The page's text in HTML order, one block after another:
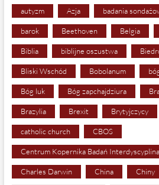
autyzm Azja badania
barok Beethoven Belgia
Biblia biblijne oszustwa
Bliski Wschód Bobolanum
Bóg luk Bóg zapchajdziura
Brazylia Brexit Brytyjczycy
catholic church CBOS
Centrum Kopernika Badań
Charles Darwin China Chiny